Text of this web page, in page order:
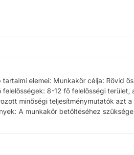
elemei: Munkakör célja: Rövid
felelősségek: 8-12 fő felelősségi
minőségi teljesítménymutatók azt
A munkakör betöltéséhez